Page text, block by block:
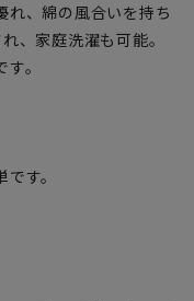
れ、綿の風合いを持ち
、家庭洗濯も可能。
。
す。